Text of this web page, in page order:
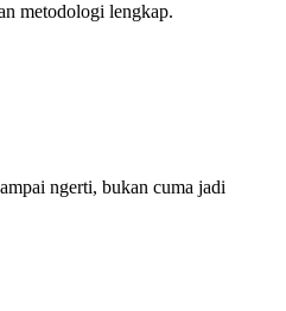
metodologi lengkap.
ngerti, bukan cuma jadi